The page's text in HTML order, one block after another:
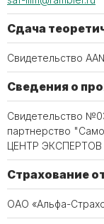
Сдача
Свидетельство
Сведения о
Свидетельство
партнерство
ЦЕНТР
Страхование
ОАО «Альфа-